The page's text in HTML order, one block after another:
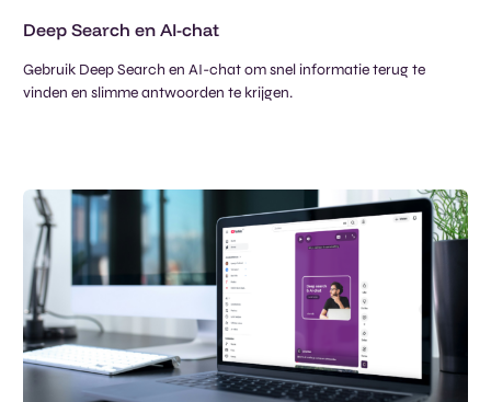
Deep Search en AI-chat​
Gebruik Deep Search en AI-chat om snel informatie terug te
vinden en slimme antwoorden te krijgen.​